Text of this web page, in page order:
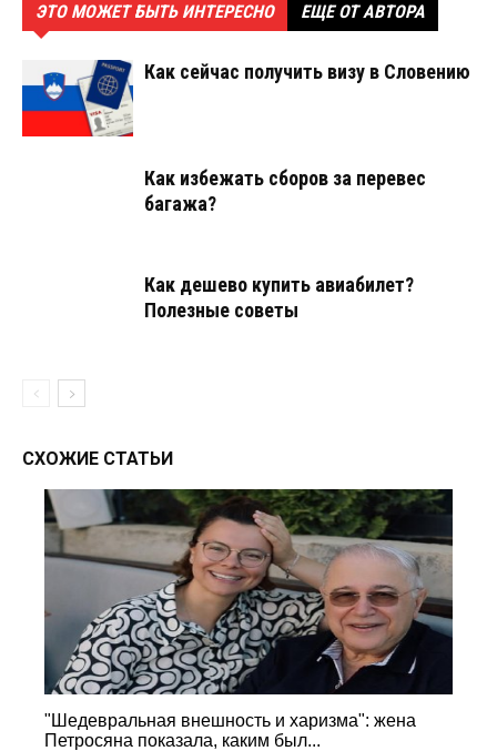
ЭТО МОЖЕТ БЫТЬ ИНТЕРЕСНО ЕЩЕ ОТ АВТОРА
Как сейчас получить визу в Словению
Как избежать сборов за перевес
багажа?
Как дешево купить авиабилет?
Полезные советы
СХОЖИЕ СТАТЬИ
"Шедевральная внешность и харизма": жена
Петросяна показала, каким был...